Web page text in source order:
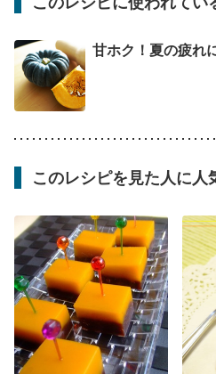
甘ホク！夏の疲れ
このレシピを見た人に人